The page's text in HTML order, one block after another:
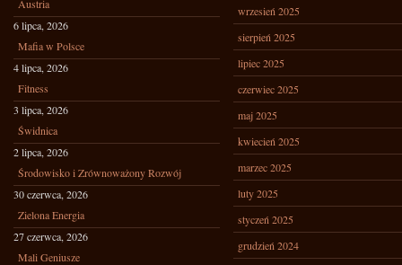
Austria
6 lipca, 2026
Mafia w Polsce
4 lipca, 2026
Fitness
3 lipca, 2026
Świdnica
2 lipca, 2026
Środowisko i Zrównoważony Rozwój
30 czerwca, 2026
Zielona Energia
27 czerwca, 2026
Mali Geniusze
wrzesień 2025
sierpień 2025
lipiec 2025
czerwiec 2025
maj 2025
kwiecień 2025
marzec 2025
luty 2025
styczeń 2025
grudzień 2024